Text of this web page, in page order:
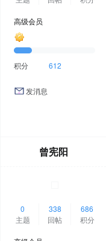
高级会员
积分 612
发消息
曾宪阳
0
主题
338
回帖
686
积分